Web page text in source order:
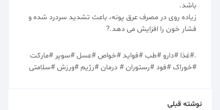
باشد.
زیاده روی در مصرف عرق پونه، باعث تشدید سردرد شده و
فشار خون را افزایش می دهد.?
.#غذا #دارو #طب #فواید #خواص #عسل #سوپر #مارکت
#خوراک #فود #رستوران # درمان #رژیم #ورزش #سلامتی
نوشته قبلی